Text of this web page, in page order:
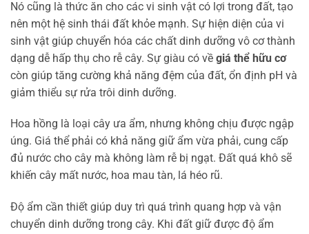
Nó cũng là thức ăn cho các vi sinh vật có lợi trong đất, tạo
nên một hệ sinh thái đất khỏe mạnh. Sự hiện diện của vi
sinh vật giúp chuyển hóa các chất dinh dưỡng vô cơ thành
dạng dễ hấp thụ cho rễ cây. Sự giàu có về giá thể hữu cơ
còn giúp tăng cường khả năng đệm của đất, ổn định pH và
giảm thiểu sự rửa trôi dinh dưỡng.
Hoa hồng là loại cây ưa ẩm, nhưng không chịu được ngập
úng. Giá thể phải có khả năng giữ ẩm vừa phải, cung cấp
đủ nước cho cây mà không làm rễ bị ngạt. Đất quá khô sẽ
khiến cây mất nước, hoa mau tàn, lá héo rũ.
Độ ẩm cần thiết giúp duy trì quá trình quang hợp và vận
chuyển dinh dưỡng trong cây. Khi đất giữ được độ ẩm